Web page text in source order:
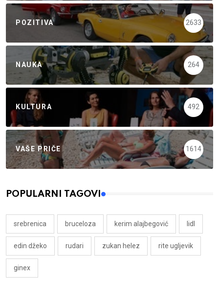
POZITIVA 2633
NAUKA 264
KULTURA 492
VAŠE PRIČE 1614
POPULARNI TAGOVI
srebrenica bruceloza kerim alajbegović lidl
edin džeko rudari zukan helez rite ugljevik
ginex